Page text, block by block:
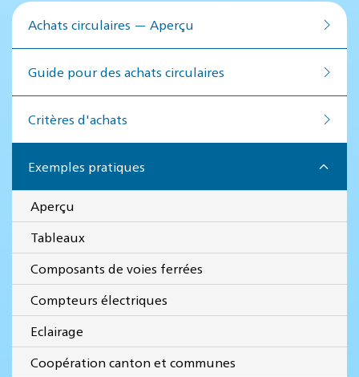
Achats circulaires — Aperçu
Guide pour des achats circulaires
Critères d'achats
Exemples pratiques
Aperçu
Tableaux
Composants de voies ferrées
Compteurs électriques
Eclairage
Coopération canton et communes